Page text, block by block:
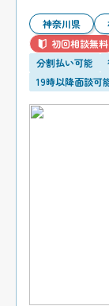
神奈川県
初回相談無料
分割払い可能
19時以降面談可